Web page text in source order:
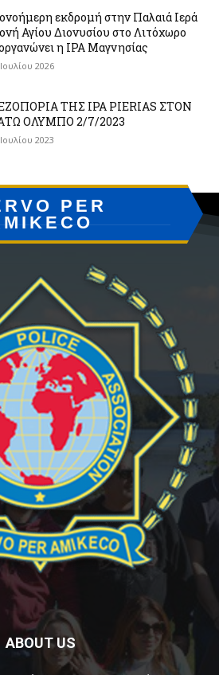
εκδρομή στην Παλαιά Ιερά
Αγίου Διονυσίου στο Λιτόχωρο
η IPA Μαγνησίας
2026
ΤΗΣ IPA PIERIAS ΣΤΟΝ
ΟΛΥΜΠΟ 2/7/2023
2023
PER
ABOUT US